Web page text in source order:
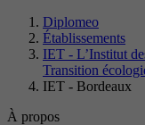
Diplomeo
Établissements
IET - L’Institut
Transition
IET - Bordeaux
À propos